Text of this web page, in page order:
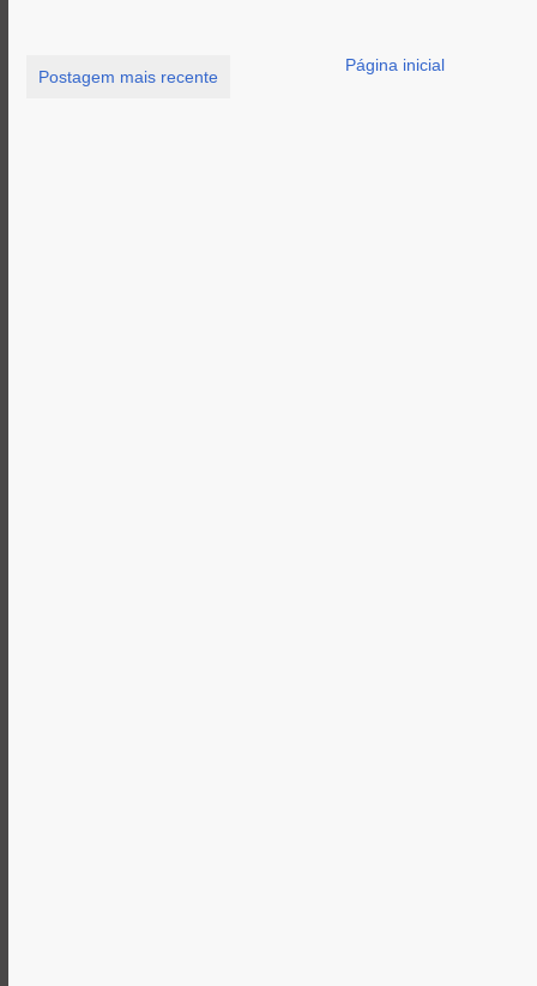
Postagem mais recente
Página inicial